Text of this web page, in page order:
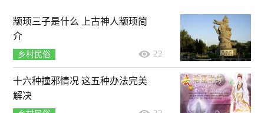
颛顼三子是什么 上古神人颛顼简
介
乡村民俗 22
十六种撞邪情况 这五种办法完美
解决